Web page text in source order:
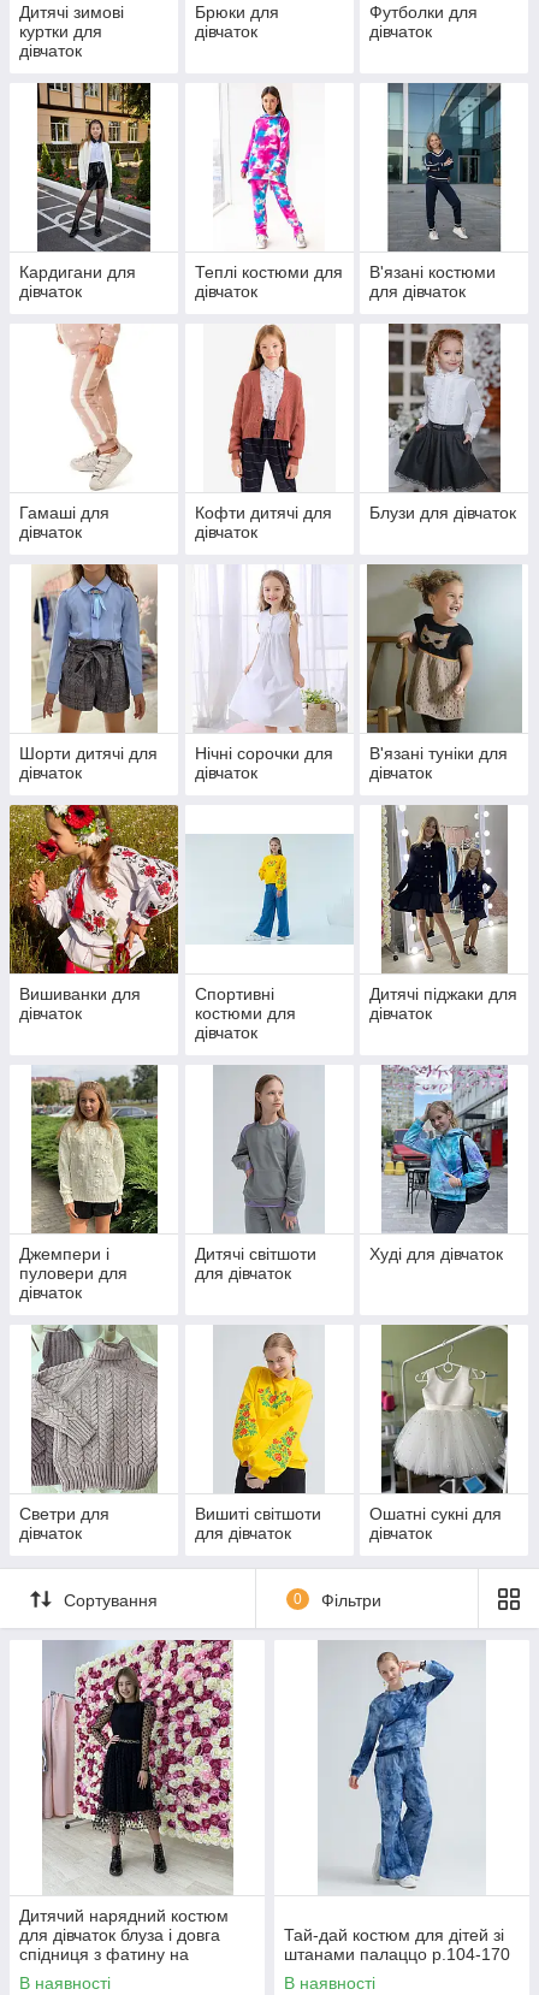
Дитячі зимові
куртки для
дівчаток
Брюки для
дівчаток
Футболки для
дівчаток
Кардигани для
дівчаток
Теплі костюми для
дівчаток
В'язані костюми
для дівчаток
Гамаші для
дівчаток
Кофти дитячі для
дівчаток
Блузи для дівчаток
Шорти дитячі для
дівчаток
Нічні сорочки для
дівчаток
В'язані туніки для
дівчаток
Вишиванки для
дівчаток
Спортивні
костюми для
дівчаток
Дитячі піджаки для
дівчаток
Джемпери і
пуловери для
дівчаток
Дитячі світшоти
для дівчаток
Худі для дівчаток
Светри для
дівчаток
Вишиті світшоти
для дівчаток
Ошатні сукні для
дівчаток
Сортування 0 Фільтри
Дитячий нарядний костюм
для дівчаток блуза і довга
спідниця з фатину на
підкладці р. 128-164
В наявності
Тай-дай костюм для дітей зі
штанами палаццо р.104-170
В наявності